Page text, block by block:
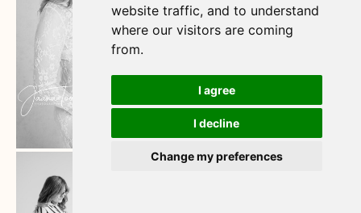
website traffic, and to understand
where our visitors are coming
from.
I agree
I decline
Change my preferences
website traffic, and to understand
where our visitors are coming
from.
I agree
I decline
Change my preferences